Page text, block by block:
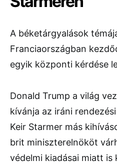
A béketárgyalások
Franciaországban
egyik központi kérdése
Donald Trump a világ
kívánja az iráni
Keir Starmer más
brit miniszterelnököt
védelmi kiadásai miatt is